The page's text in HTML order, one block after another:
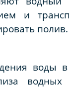
и
полив.
воды
водных